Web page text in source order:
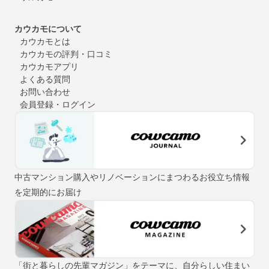
カウカモについて
カウカモとは
カウカモの評判・口コミ
カウカモアプリ
よくある質問
お問い合わせ
会員登録・ログイン
中古マンション購入やリノベーションにまつわるお役立ち情報
を定期的にお届け
「街と暮らしの先輩マガジン」をテーマに、自分らしい住まい